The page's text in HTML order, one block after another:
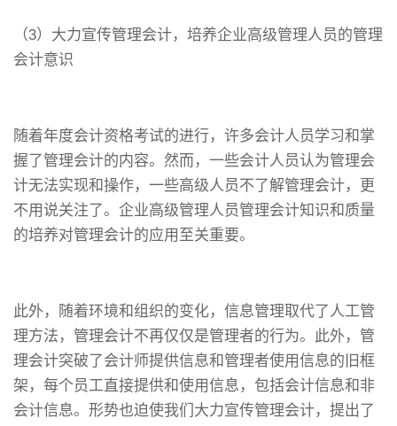
（3）大力宣传管理会计，培养企业高级管理人员的管理
会计意识
随着年度会计资格考试的进行，许多会计人员学习和掌
握了管理会计的内容。然而，一些会计人员认为管理会
计无法实现和操作，一些高级人员不了解管理会计，更
不用说关注了。企业高级管理人员管理会计知识和质量
的培养对管理会计的应用至关重要。
此外，随着环境和组织的变化，信息管理取代了人工管
理方法，管理会计不再仅仅是管理者的行为。此外，管
理会计突破了会计师提供信息和管理者使用信息的旧框
架，每个员工直接提供和使用信息，包括会计信息和非
会计信息。形势也迫使我们大力宣传管理会计，提出了